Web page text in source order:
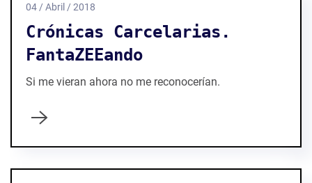
04 / Abril / 2018
Crónicas Carcelarias.
FantaZEEando
Si me vieran ahora no me reconocerían.